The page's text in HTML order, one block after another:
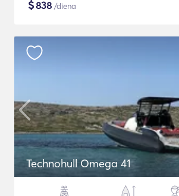
$838 /diena
Technohull Omega 41